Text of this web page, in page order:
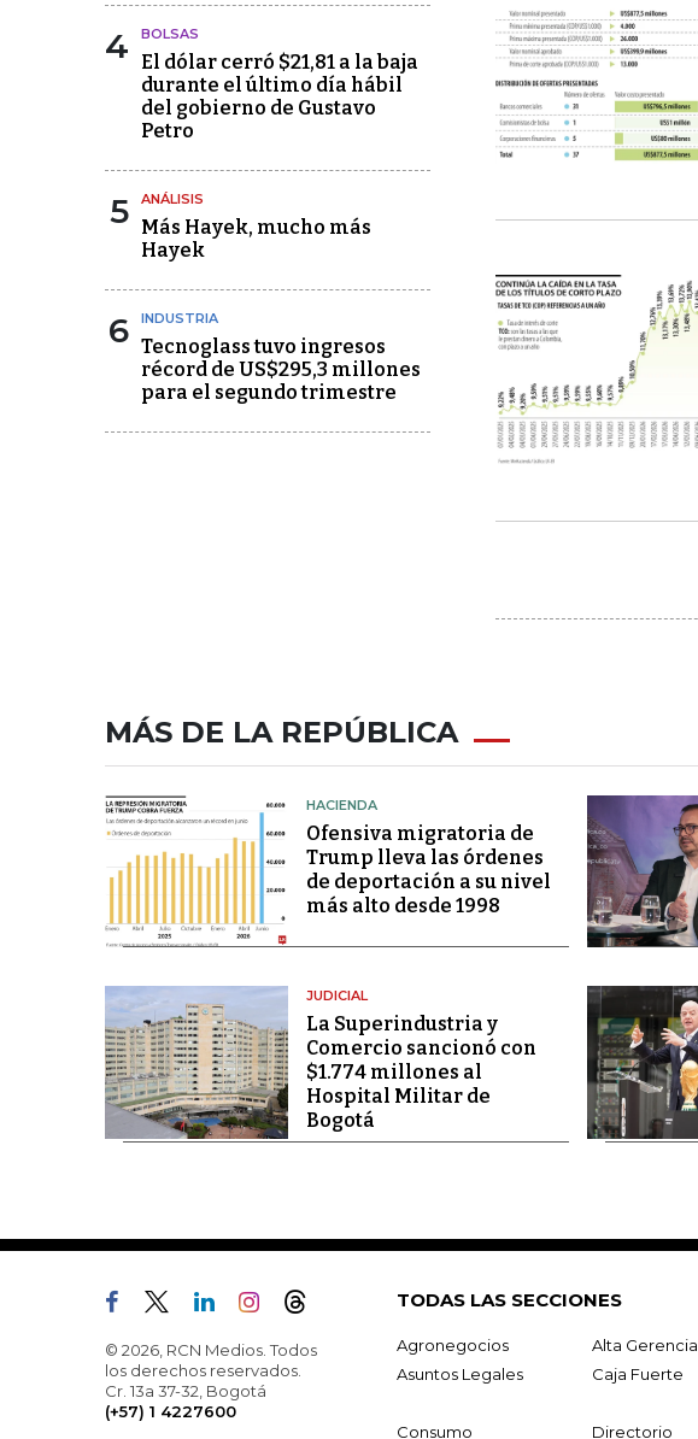
4 BOLSAS
El dólar cerró $21,81 a la baja
durante el último día hábil
del gobierno de Gustavo
Petro
5 ANÁLISIS
Más Hayek, mucho más
Hayek
6 INDUSTRIA
Tecnoglass tuvo ingresos
récord de US$295,3 millones
para el segundo trimestre
MÁS DE LA REPÚBLICA
HACIENDA
Ofensiva migratoria de
Trump lleva las órdenes
de deportación a su nivel
más alto desde 1998
JUDICIAL
La Superindustria y
Comercio sancionó con
$1.774 millones al
Hospital Militar de
Bogotá
© 2026, RCN Medios. Todos
los derechos reservados.
Cr. 13a 37-32, Bogotá
(+57) 1 4227600
TODAS LAS SECCIONES
Agronegocios Alta Gerencia
Asuntos Legales
Caja Fuerte
Consumo
Directorio